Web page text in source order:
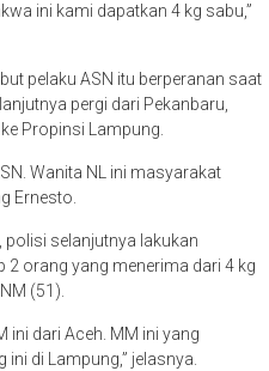
ini kami dapatkan 4 kg sabu,”
pelaku ASN itu berperanan saat
pergi dari Pekanbaru,
Propinsi Lampung.
Wanita NL ini masyarakat
Ernesto.
polisi selanjutnya lakukan
2 orang yang menerima dari 4 kg
(51).
ini dari Aceh. MM ini yang
di Lampung,” jelasnya.